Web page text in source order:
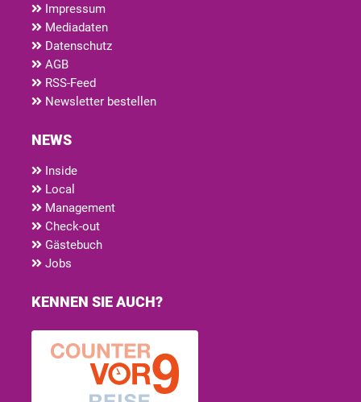
Impressum
Mediadaten
Datenschutz
AGB
RSS-Feed
Newsletter bestellen
NEWS
Inside
Local
Management
Check-out
Gästebuch
Jobs
KENNEN SIE AUCH?